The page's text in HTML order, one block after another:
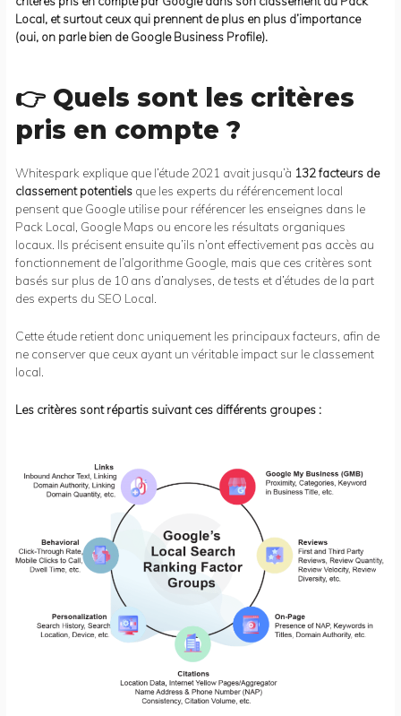
Local, et surtout ceux qui prennent de plus en plus d’importance
(oui, on parle bien de Google Business Profile).
👉 Quels sont les critères
pris en compte ?
Whitespark explique que l’étude 2021 avait jusqu’à 132 facteurs de
classement potentiels que les experts du référencement local
pensent que Google utilise pour référencer les enseignes dans le
Pack Local, Google Maps ou encore les résultats organiques
locaux. Ils précisent ensuite qu’ils n’ont effectivement pas accès au
fonctionnement de l’algorithme Google, mais que ces critères sont
basés sur plus de 10 ans d’analyses, de tests et d’études de la part
des experts du SEO Local.
Cette étude retient donc uniquement les principaux facteurs, afin de
ne conserver que ceux ayant un véritable impact sur le classement
local.
Les critères sont répartis suivant ces différents groupes :